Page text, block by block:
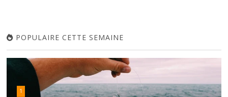
POPULAIRE CETTE SEMAINE
1